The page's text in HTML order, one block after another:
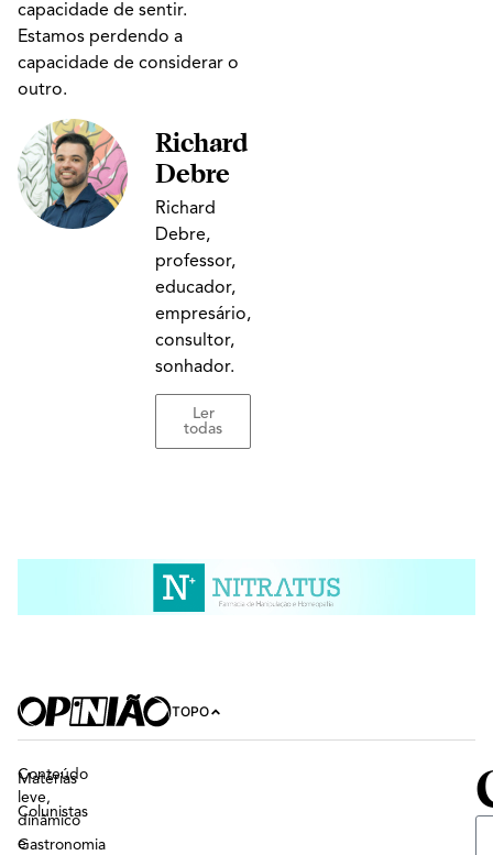
capacidade de sentir.
Estamos perdendo a
capacidade de considerar o
outro.
Richard
Debre
Richard
Debre,
professor,
educador,
empresário,
consultor,
sonhador.
Ler
todas
TOPO
Conteúdo
leve,
dinâmico
e
Matérias
Colunistas
Gastronomia